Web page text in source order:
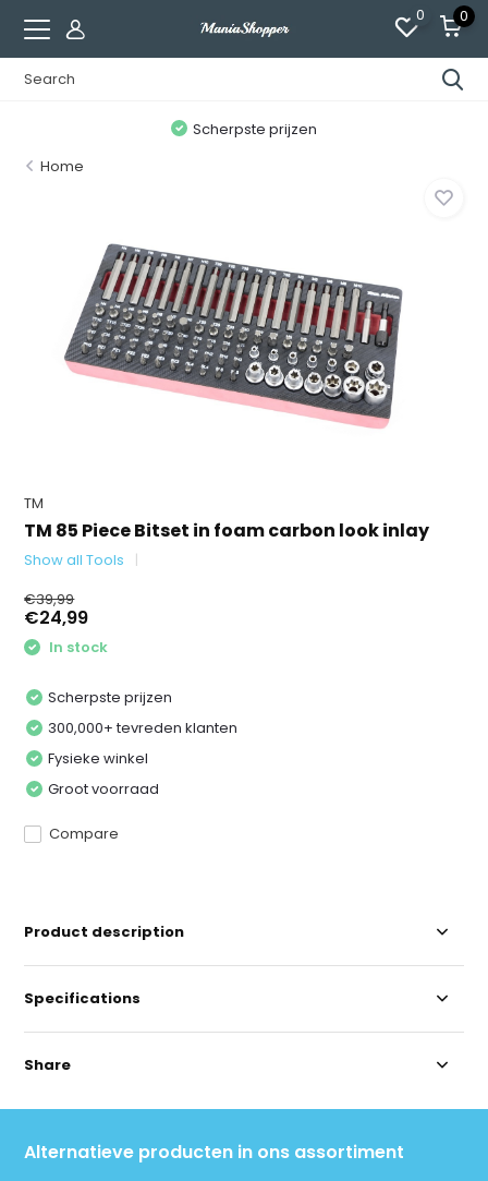
0 0
Scherpste prijzen
Home
TM
TM 85 Piece Bitset in foam carbon look inlay
Show all Tools
€39,99
€24,99
In stock
Scherpste prijzen
300,000+ tevreden klanten
Fysieke winkel
Groot voorraad
Compare
Product description
Specifications
Share
Alternatieve producten in ons assortiment